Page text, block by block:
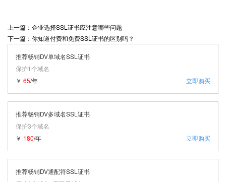
上一篇：企业选择SSL证书应注意哪些问题
下一篇：你知道付费和免费SSL证书的区别吗？
推荐畅销DV单域名SSL证书
保护1个域名
立即购买
￥ 65/年
推荐畅销DV多域名SSL证书
保护3个域名
立即购买
￥ 180/年
推荐畅销DV通配符SSL证书